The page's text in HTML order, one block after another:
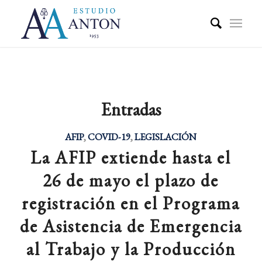
Entradas
AFIP,COVID-19,LEGISLACIÓN
La AFIP extiende hasta el
26 de mayo el plazo de
registración en el Programa
de Asistencia de Emergencia
al Trabajo y la Producción